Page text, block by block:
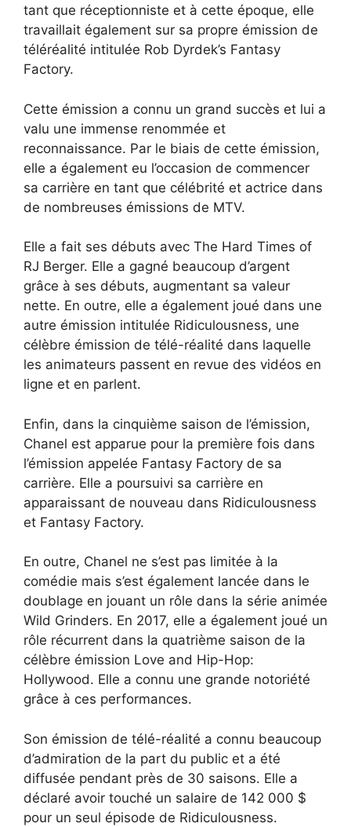
tant que réceptionniste et à cette époque, elle
travaillait également sur sa propre émission de
téléréalité intitulée Rob Dyrdek’s Fantasy
Factory.
Cette émission a connu un grand succès et lui a
valu une immense renommée et
reconnaissance. Par le biais de cette émission,
elle a également eu l’occasion de commencer
sa carrière en tant que célébrité et actrice dans
de nombreuses émissions de MTV.
Elle a fait ses débuts avec The Hard Times of
RJ Berger. Elle a gagné beaucoup d’argent
grâce à ses débuts, augmentant sa valeur
nette. En outre, elle a également joué dans une
autre émission intitulée Ridiculousness, une
célèbre émission de télé-réalité dans laquelle
les animateurs passent en revue des vidéos en
ligne et en parlent.
Enfin, dans la cinquième saison de l’émission,
Chanel est apparue pour la première fois dans
l’émission appelée Fantasy Factory de sa
carrière. Elle a poursuivi sa carrière en
apparaissant de nouveau dans Ridiculousness
et Fantasy Factory.
En outre, Chanel ne s’est pas limitée à la
comédie mais s’est également lancée dans le
doublage en jouant un rôle dans la série animée
Wild Grinders. En 2017, elle a également joué un
rôle récurrent dans la quatrième saison de la
célèbre émission Love and Hip-Hop:
Hollywood. Elle a connu une grande notoriété
grâce à ces performances.
Son émission de télé-réalité a connu beaucoup
d’admiration de la part du public et a été
diffusée pendant près de 30 saisons. Elle a
déclaré avoir touché un salaire de 142 000 $
pour un seul épisode de Ridiculousness.